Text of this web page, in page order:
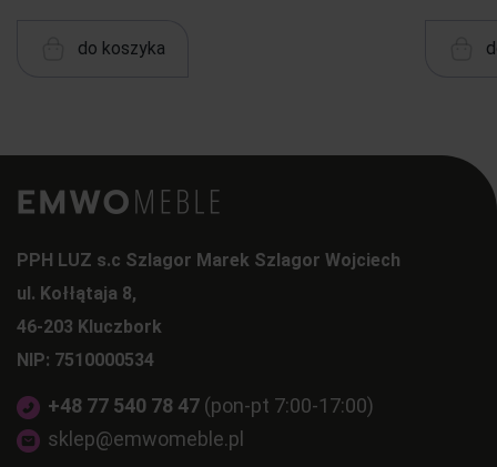
do koszyka
PPH LUZ s.c Szlagor Marek Szlagor Wojciech
ul. Kołłątaja 8,
46-203 Kluczbork
NIP: 7510000534
+48 77 540 78 47 (pon-pt 7:00-17:00)
sklep@emwomeble.pl